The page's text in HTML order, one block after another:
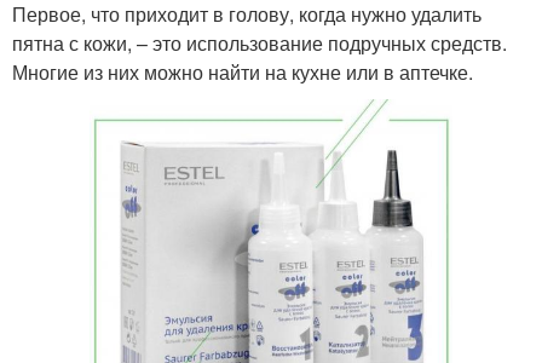
Первое, что приходит в голову, когда нужно удалить
пятна с кожи, – это использование подручных средств.
Многие из них можно найти на кухне или в аптечке.